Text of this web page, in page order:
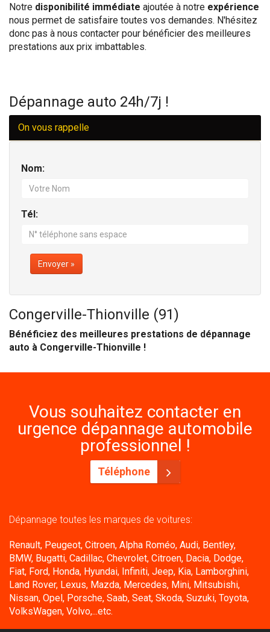
Notre disponibilité immédiate ajoutée à notre expérience
nous permet de satisfaire toutes vos demandes. N'hésitez
donc pas à nous contacter pour bénéficier des meilleures
prestations aux prix imbattables.
Dépannage auto 24h/7j !
On vous rappelle
Nom:
Tél:
Envoyer »
Congerville-Thionville (91)
Bénéficiez des meilleures prestations de dépannage
auto à Congerville-Thionville !
Vous souhaitez contacter en
urgence dépannage automobile
professionnel !
Téléphone
Dépannage toutes les marques de voitures:
Renault, Peugeot, Citroen, Alpha Roméo, Audi, Bentley,
BMW, Bugatti, Cadillac, Chevrolet, Citroen, Dacia, Dodge,
Fiat, Ford, Honda, Hyundai, Infiniti, Jeep, Kia, Lamborghini,
Land Rover, Lexus, Mazda, Mercedes, Mini, Mitsubishi,
Nissan, Opel, Porsche, Saab, Seat, Skoda, Suzuki, Toyota,
VolksWagen, Volvo,...etc.